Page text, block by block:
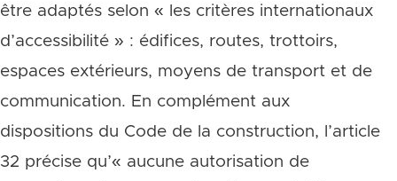
être adaptés selon « les critères internationaux
d’accessibilité » : édifices, routes, trottoirs,
espaces extérieurs, moyens de transport et de
communication. En complément aux
dispositions du Code de la construction, l’article
32 précise qu’« aucune autorisation de